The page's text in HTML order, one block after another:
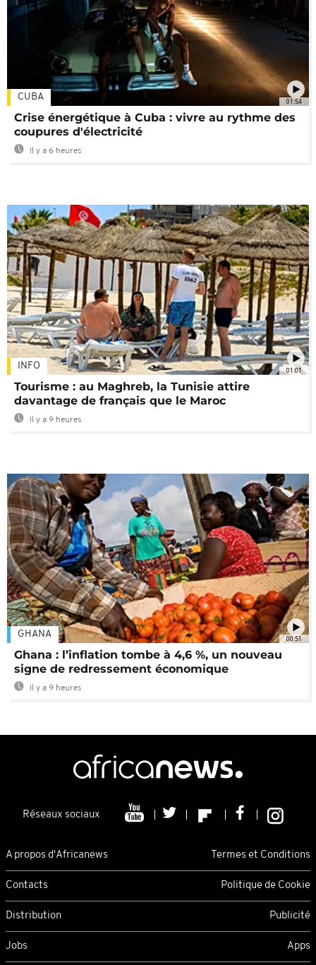
01:54
CUBA
Crise énergétique à Cuba : vivre au rythme des
coupures d'électricité
Il y a 6 heures
01:01
INFO
Tourisme : au Maghreb, la Tunisie attire
davantage de français que le Maroc
Il y a 9 heures
00:51
GHANA
Ghana : l’inflation tombe à 4,6 %, un nouveau
signe de redressement économique
Il y a 9 heures
Réseaux sociaux
A propos d'Africanews Termes et Conditions
Contacts Politique de Cookie
Distribution Publicité
Jobs Apps